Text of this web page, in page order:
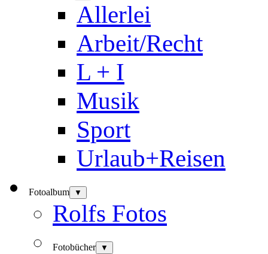
Allerlei
Arbeit/Recht
L + I
Musik
Sport
Urlaub+Reisen
Fotoalbum ▼
Rolfs Fotos
Fotobücher ▼